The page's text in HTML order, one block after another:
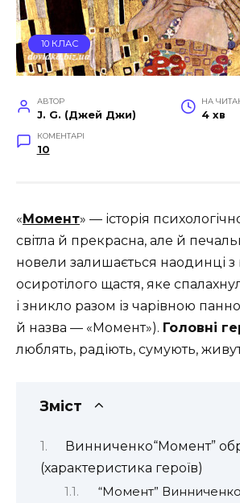
10 КЛАС
АВТОР
J. G. (Джей Джи)
НА
4 хв
КОМЕНТАРІ
10
«Момент» — історія
світла й прекрасна, але й
новели залишається наодинці
осиротілого щастя, яке
і зникло разом із чарівною
й назва — «Момент»). Головні
люблять, радіють, сумують,
Зміст
Винниченко“Момент”
(характеристика героїв)
“Момент”